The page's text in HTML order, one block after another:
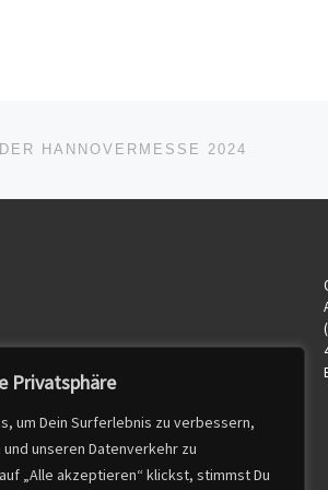
Privatsphäre
um Dein Surferlebnis zu verbessern,
unseren Datenverkehr zu
„Alle akzeptieren“ klickst, stimmst Du
HANNOVERMESSE 2024